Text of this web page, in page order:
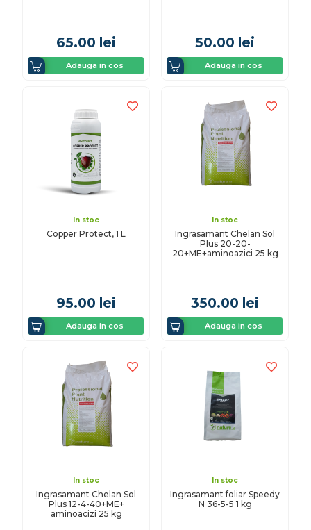
65.00 lei
Adauga in cos
50.00 lei
Adauga in cos
In stoc
Copper Protect, 1 L
95.00 lei
Adauga in cos
In stoc
Ingrasamant Chelan Sol
Plus 20-20-
20+ME+aminoazici 25 kg
350.00 lei
Adauga in cos
In stoc
Ingrasamant Chelan Sol
Plus 12-4-40+ME+
aminoacizi 25 kg
In stoc
Ingrasamant foliar Speedy
N 36-5-5 1 kg